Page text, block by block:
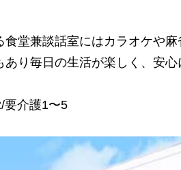
堂兼談話室にはカラオケや
り毎日の生活が楽しく、安心
要介護1〜5